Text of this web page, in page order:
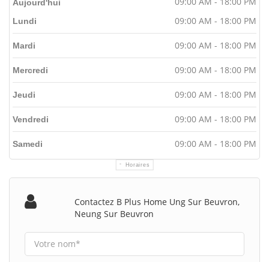
Aujourd'hui
Horaires
Lundi 09:00 AM - 18:00 PM
Mardi 09:00 AM - 18:00 PM
Mercredi 09:00 AM - 18:00 PM
Jeudi 09:00 AM - 18:00 PM
Vendredi 09:00 AM - 18:00 PM
Samedi 09:00 AM - 18:00 PM
Contactez B Plus Home Ung Sur Beuvron,
Neung Sur Beuvron